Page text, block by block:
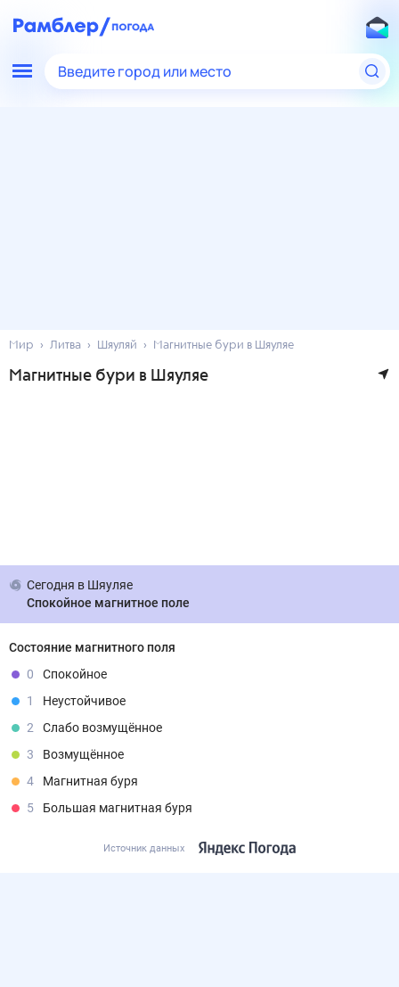
Введите город или место
Мир Литва Шяуляй Магнитные бури в Шяуляе
Магнитные бури в Шяуляе
Сегодня в Шяуляе
Спокойное магнитное поле
Состояние магнитного поля
0
Спокойное
1
Неустойчивое
2
Слабо возмущённое
3
Возмущённое
4
Магнитная буря
5
Большая магнитная буря
Источник данных